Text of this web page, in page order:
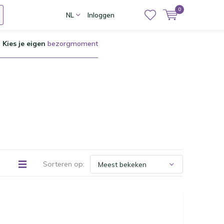
NL Inloggen
0
Kies je eigen bezorgmoment
Sorteren op: